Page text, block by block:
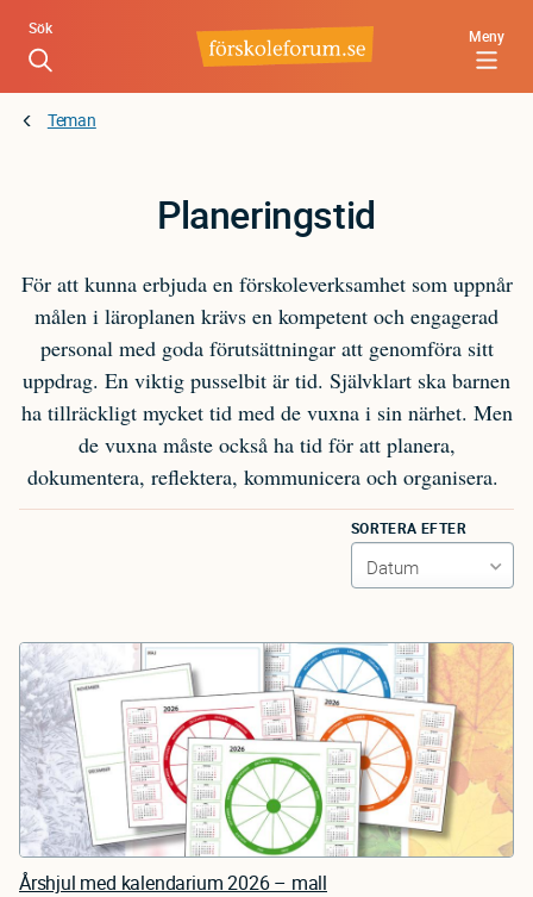
Hoppa
huvudinnehåll
Meny
Sök
Teman
Planeringstid
För att kunna erbjuda en förskoleverksamhet som uppnår
målen i läroplanen krävs en kompetent och engagerad
personal med goda förutsättningar att genomföra sitt
uppdrag. En viktig pusselbit är tid. Självklart ska barnen
ha tillräckligt mycket tid med de vuxna i sin närhet. Men
de vuxna måste också ha tid för att planera,
dokumentera, reflektera, kommunicera och organisera.
SORTERA EFTER
Årshjul med kalendarium 2026 – mall